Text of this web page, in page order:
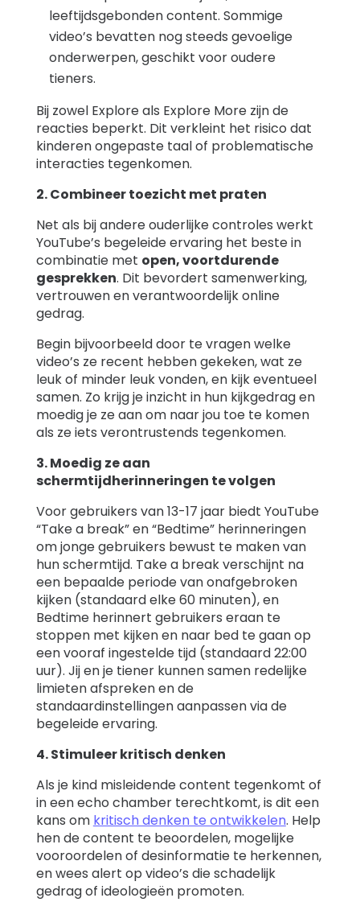
leeftijdsgebonden content. Sommige
video’s bevatten nog steeds gevoelige
onderwerpen, geschikt voor oudere
tieners.
Bij zowel Explore als Explore More zijn de
reacties beperkt. Dit verkleint het risico dat
kinderen ongepaste taal of problematische
interacties tegenkomen.
2. Combineer toezicht met praten
Net als bij andere ouderlijke controles werkt
YouTube’s begeleide ervaring het beste in
combinatie met open, voortdurende
gesprekken. Dit bevordert samenwerking,
vertrouwen en verantwoordelijk online
gedrag.
Begin bijvoorbeeld door te vragen welke
video’s ze recent hebben gekeken, wat ze
leuk of minder leuk vonden, en kijk eventueel
samen. Zo krijg je inzicht in hun kijkgedrag en
moedig je ze aan om naar jou toe te komen
als ze iets verontrustends tegenkomen.
3. Moedig ze aan
schermtijdherinneringen te volgen
Voor gebruikers van 13-17 jaar biedt YouTube
“Take a break” en “Bedtime” herinneringen
om jonge gebruikers bewust te maken van
hun schermtijd. Take a break verschijnt na
een bepaalde periode van onafgebroken
kijken (standaard elke 60 minuten), en
Bedtime herinnert gebruikers eraan te
stoppen met kijken en naar bed te gaan op
een vooraf ingestelde tijd (standaard 22:00
uur). Jij en je tiener kunnen samen redelijke
limieten afspreken en de
standaardinstellingen aanpassen via de
begeleide ervaring.
4. Stimuleer kritisch denken
Als je kind misleidende content tegenkomt of
in een echo chamber terechtkomt, is dit een
kans om kritisch denken te ontwikkelen. Help
hen de content te beoordelen, mogelijke
vooroordelen of desinformatie te herkennen,
en wees alert op video’s die schadelijk
gedrag of ideologieën promoten.